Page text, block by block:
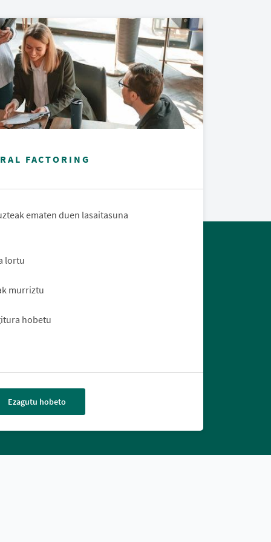
FACTORING
ematen duen lasaitasuna
lortu
murriztu
hobetu
Ezagutu hobeto